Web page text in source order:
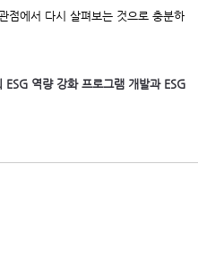
점에서 다시 살펴보는 것으로 충분하
ESG 역량 강화 프로그램 개발과 ESG